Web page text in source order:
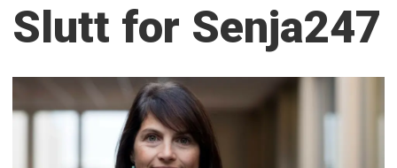
Slutt for Senja247